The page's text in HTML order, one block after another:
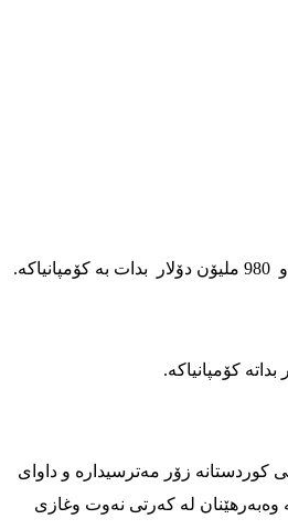
كوردستانه‌ زۆر مه‌ترسیداره‌ و داوای
وه‌به‌رهێنان له‌ كه‌رتی نه‌وت وغازی